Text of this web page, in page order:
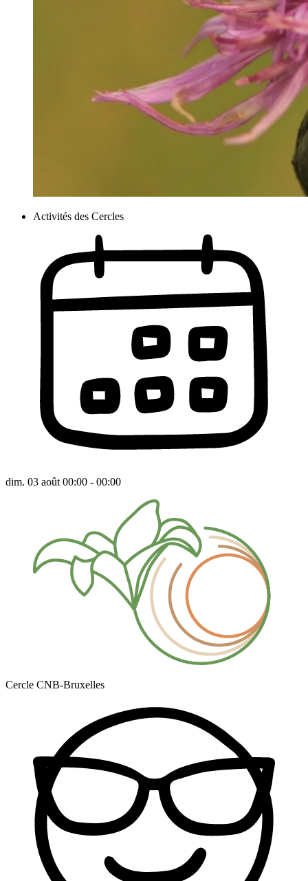
Activités des Cercles
dim. 03 août 00:00 - 00:00
Cercle CNB-Bruxelles